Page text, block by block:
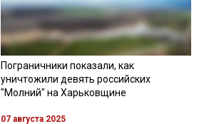
Пограничники показали, как
уничтожили девять российских
"Молний" на Харьковщине
07 августа 2025